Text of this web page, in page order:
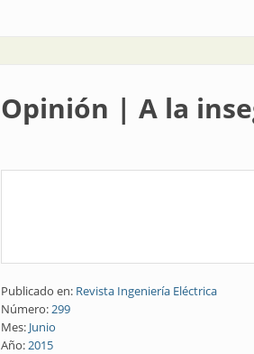
Opinión | A la
Publicado en: Revista Ingeniería Eléctrica
Número:299
Mes: Junio
Año:2015